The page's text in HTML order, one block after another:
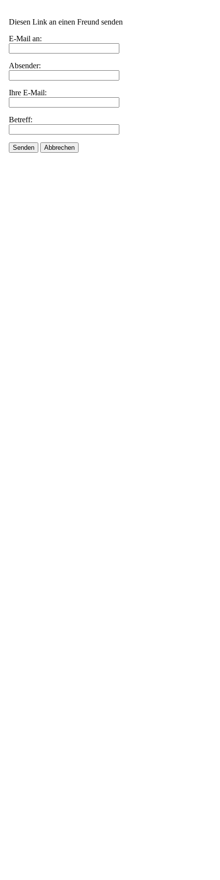
Diesen Link an einen Freund senden
E-Mail an:
Absender:
Ihre E-Mail:
Betreff:
Senden Abbrechen